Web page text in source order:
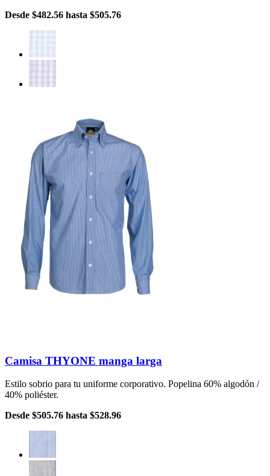
Desde $482.56 hasta $505.76
Camisa THYONE manga larga
Estilo sobrio para tu uniforme corporativo. Popelina 60% algodón /
40% poliéster.
Desde $505.76 hasta $528.96